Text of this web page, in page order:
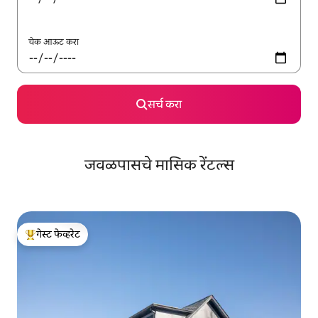
चेक आऊट करा
सर्च करा
जवळपासचे मासिक रेंटल्स
टॉप गेस्ट फेव्हरेट
गेस्ट फेव्हरेट